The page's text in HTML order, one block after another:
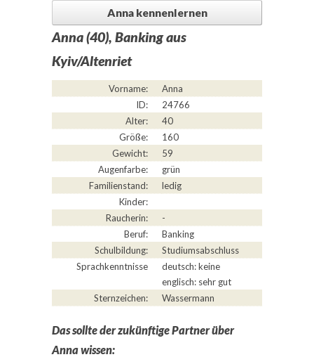
Anna kennenlernen
Anna (40), Banking aus
Kyiv/Altenriet
Vorname:
Anna
ID:
24766
Alter:
40
Größe:
160
Gewicht:
59
Augenfarbe:
grün
Familienstand:
ledig
Kinder:
Raucherin:
-
Beruf:
Banking
Schulbildung:
Studiumsabschluss
Sprachkenntnisse
deutsch: keine
englisch: sehr gut
Sternzeichen:
Wassermann
Das sollte der zukünftige Partner über
Anna wissen: